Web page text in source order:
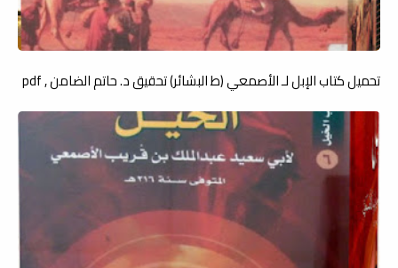
تحميل كتاب الإبل لـ الأصمعي (ط البشائر) تحقيق د. حاتم الضامن , pdf